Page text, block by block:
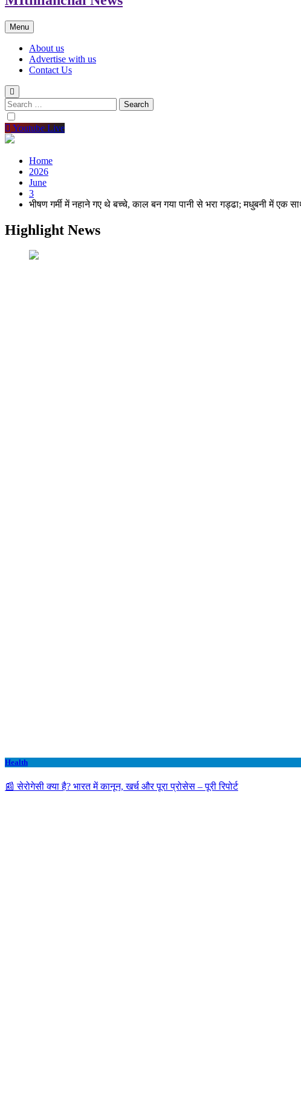
Menu
About us
Advertise with us
Contact Us
Search
for:
Youtube Live
Home
2026
June
3
भीषण गर्मी में नहाने गए थे बच्चे, काल बन गया पानी से भरा गड्ढा; मधुबनी में एक
Highlight News
Health
📰 सेरोगेसी क्या है? भारत में कानून, खर्च और पूरा प्रोसेस – पूरी रिपोर्ट